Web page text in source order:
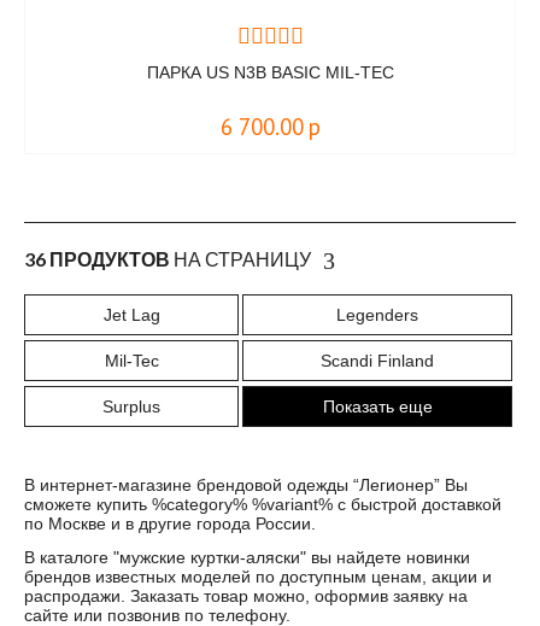
ПАРКА US N3B BASIC MIL-TEC
6 700.00 р
36 ПРОДУКТОВ НА СТРАНИЦУ
Jet Lag Legenders
Mil-Tec Scandi Finland
Surplus Показать еще
В интернет-магазине брендовой одежды “Легионер” Вы
сможете купить %category% %variant% с быстрой доставкой
по Москве и в другие города России.
В каталоге "мужские куртки-аляски" вы найдете новинки
брендов известных моделей по доступным ценам, акции и
распродажи. Заказать товар можно, оформив заявку на
сайте или позвонив по телефону.